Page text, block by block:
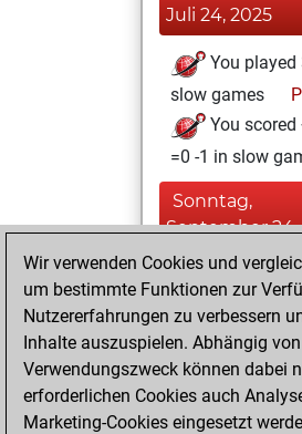
Juli 24, 2025
You played
slow games
You scored
=0 -1 in slow
Sonntag,
September 24,
2023
You created
your Studies
Sonntag,
April 21, 2019
Wir verwenden Cookies und
um bestimmte Funktionen zur
Nutzererfahrungen zu verbessern
Inhalte auszuspielen. Abhängig
Verwendungszweck können dabei
erforderlichen Cookies auch
Marketing-Cookies eingesetzt